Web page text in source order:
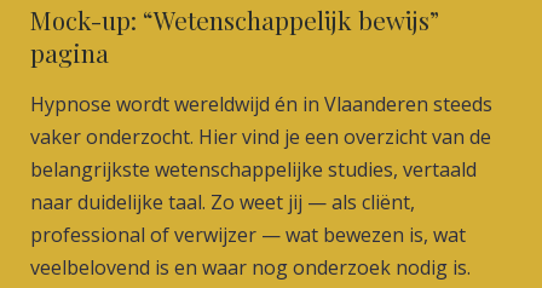
Mock-up: “Wetenschappelijk bewijs”
pagina
Hypnose wordt wereldwijd én in Vlaanderen steeds
vaker onderzocht. Hier vind je een overzicht van de
belangrijkste wetenschappelijke studies, vertaald
naar duidelijke taal. Zo weet jij — als cliënt,
professional of verwijzer — wat bewezen is, wat
veelbelovend is en waar nog onderzoek nodig is.